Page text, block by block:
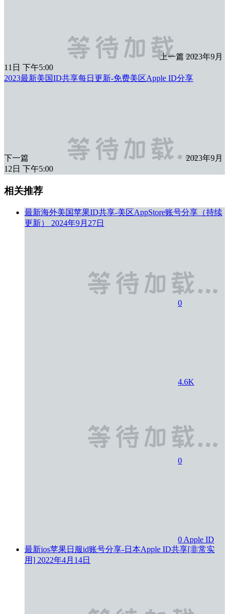
上一篇 2023年9月
11日 下午5:00
2023最新美国ID共享每日更新-免费美区Apple ID分享
下一篇
2023年9月
12日 下午5:00
相关推荐
最新海外美国苹果ID共享-美区AppStore账号分享（持续
更新） 2024年9月27日
0
4.6K
0
0 Apple ID
最新ios苹果日服id账号分享-日本Apple ID共享[非常实
用] 2022年4月14日